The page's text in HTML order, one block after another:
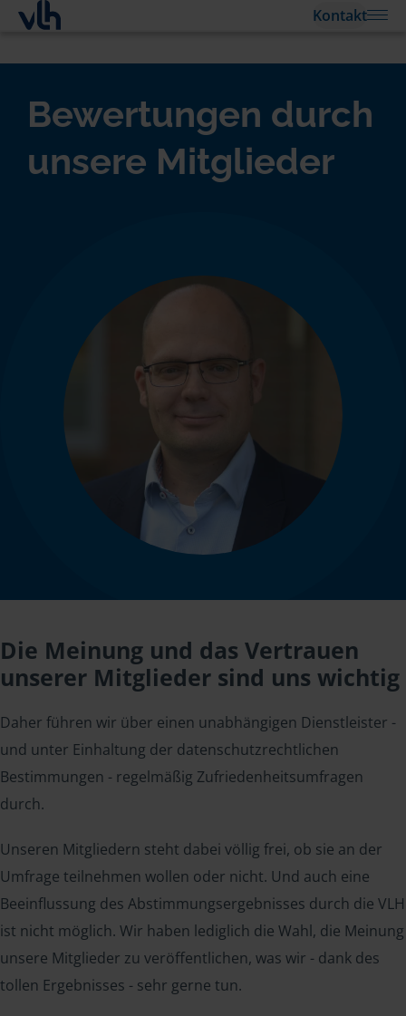
Kontakt
Bewertungen durch
unsere Mitglieder
Die Meinung und das Vertrauen
unserer Mitglieder sind uns wichtig
Daher führen wir über einen unabhängigen Dienstleister -
und unter Einhaltung der datenschutzrechtlichen
Bestimmungen - regelmäßig Zufriedenheitsumfragen
durch.
Unseren Mitgliedern steht dabei völlig frei, ob sie an der
Umfrage teilnehmen wollen oder nicht. Und auch eine
Beeinflussung des Abstimmungsergebnisses durch die VLH
ist nicht möglich. Wir haben lediglich die Wahl, die Meinung
unsere Mitglieder zu veröffentlichen, was wir - dank des
tollen Ergebnisses - sehr gerne tun.